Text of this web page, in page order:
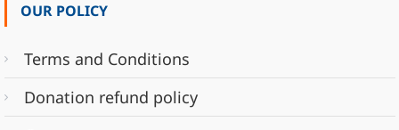
OUR POLICY
Terms and Conditions
Donation refund policy